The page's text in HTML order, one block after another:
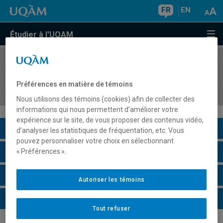
FR EN
Étudier à l'UQAM
COURS//
Description du cours
Horaire - Été 2026
Horaire - Automne 2026
Horaire - Hiver 2027
Préférences en matière de témoins
Nous utilisons des témoins (cookies) afin de collecter des
informations qui nous permettent d’améliorer votre
expérience sur le site, de vous proposer des contenus vidéo,
d’analyser les statistiques de fréquentation, etc. Vous
pouvez personnaliser votre choix en sélectionnant
« Préférences ».
Tout refuser
Autoriser les témoins